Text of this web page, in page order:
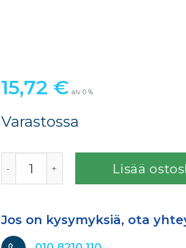
15,72 € alv 0 %
Varastossa
Lisää
Jos on kysymyksiä, ota